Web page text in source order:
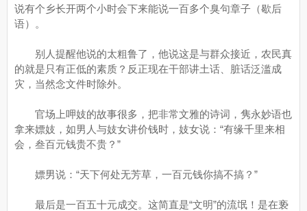
说有个乡长开两个小时会下来能说一百多个臭句章子（歇后
语）。
别人提醒他说的太粗鲁了，他说这是与群众接近，农民真
的就是只有正低的素质？反正现在干部讲土话、脏话泛滥成
灾，当然念文件时除外。
官场上呷妓的故事很多，把非常文雅的诗词，隽永妙语也
拿来嫖妓，如男人与妓女讲价钱时，妓女说：“有缘千里来相
会，叁百元钱贵不贵？”
嫖男说：“天下何处无芳草，一百元钱你搞不搞？”
最后是一百五十元成交。这简直是“文明”的流氓！是在亵